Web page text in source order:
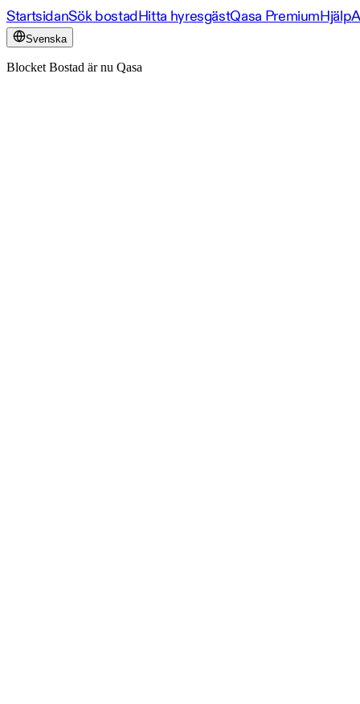
StartsidanSök bostadHitta hyresgästQasa PremiumHjälp
Svenska
Blocket Bostad är nu Qasa